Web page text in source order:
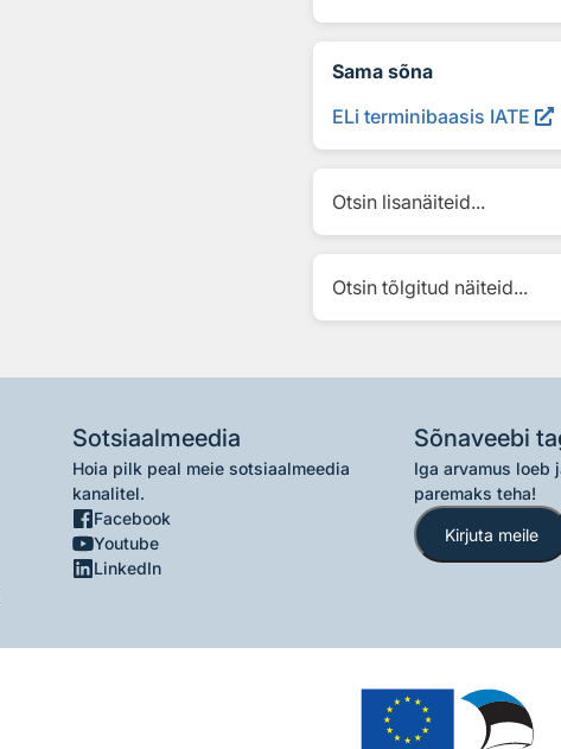
Sama sõna
ELi terminibaasis IATE
Otsin lisanäiteid...
Otsin tõlgitud näiteid...
Sotsiaalmeedia
Hoia pilk peal meie sotsiaalmeedia
kanalitel.
Facebook
Youtube
LinkedIn
Sõnaveebi
Iga arvamus loeb
paremaks teha!
Kirjuta meile